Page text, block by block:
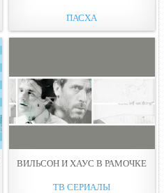
ПАСХА
ВИЛЬСОН И ХАУС В РАМОЧКЕ
ТВ СЕРИАЛЫ